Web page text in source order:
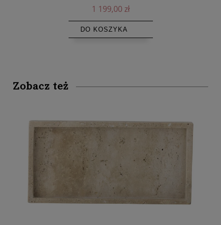
1 199,00 zł
DO KOSZYKA
Zobacz też